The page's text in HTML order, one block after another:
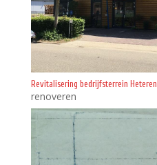
Revitalisering bedrijfsterrein Heteren
renoveren